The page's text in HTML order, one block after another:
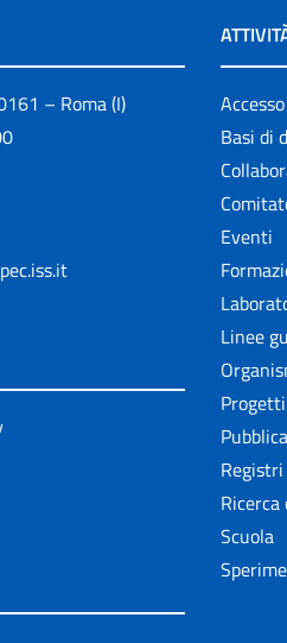
– Roma (I)
Basi di
Eventi
Linee
Progetti
Scuola